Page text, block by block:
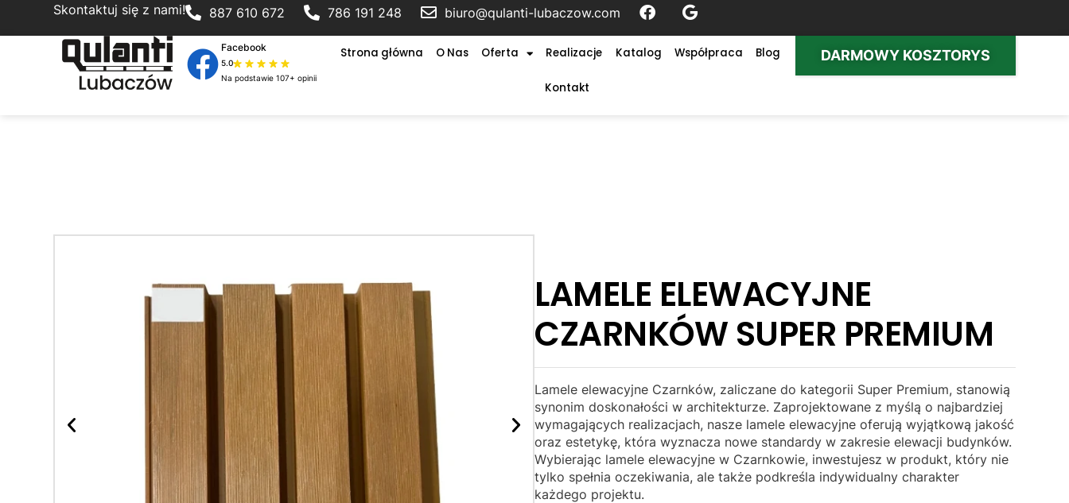
Skontaktuj się z nami! 887 610 672 786 191 248 biuro@qulanti-lubaczow.com
Facebook
5.0
Na podstawie 107+ opinii
Strona główna O Nas Oferta Realizacje Katalog Współpraca Blog
Kontakt
DARMOWY KOSZTORYS
LAMELE ELEWACYJNE
CZARNKÓW SUPER PREMIUM
Lamele elewacyjne Czarnków, zaliczane do kategorii Super Premium, stanowią
synonim doskonałości w architekturze. Zaprojektowane z myślą o najbardziej
wymagających realizacjach, nasze lamele elewacyjne oferują wyjątkową jakość
oraz estetykę, która wyznacza nowe standardy w zakresie elewacji budynków.
Wybierając lamele elewacyjne w Czarnkowie, inwestujesz w produkt, który nie
tylko spełnia oczekiwania, ale także podkreśla indywidualny charakter
każdego projektu.